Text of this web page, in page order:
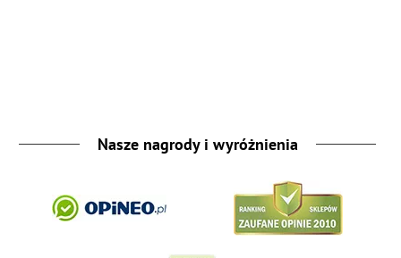
Nasze nagrody i wyróżnienia